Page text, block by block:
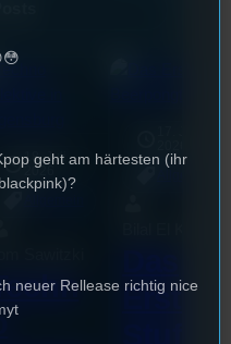
18. Juli
2026
Erste
geht am härtesten (ihr
neuer Rellease richtig nice